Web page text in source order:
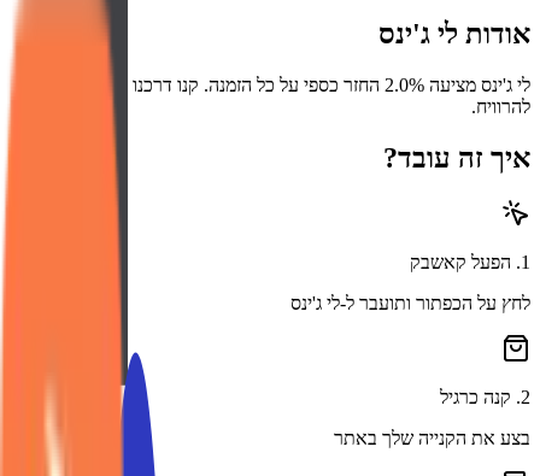
אודות לי ג'ינס
לי ג'ינס מציעה 2.0% החזר כספי על כל הזמנה. קנו דרכנו והתחילו
להרוויח.
איך זה עובד?
1
. הפעל קאשבק
לחץ על הכפתור ותועבר ל-לי ג'ינס
2
. קנה כרגיל
בצע את הקנייה שלך באתר